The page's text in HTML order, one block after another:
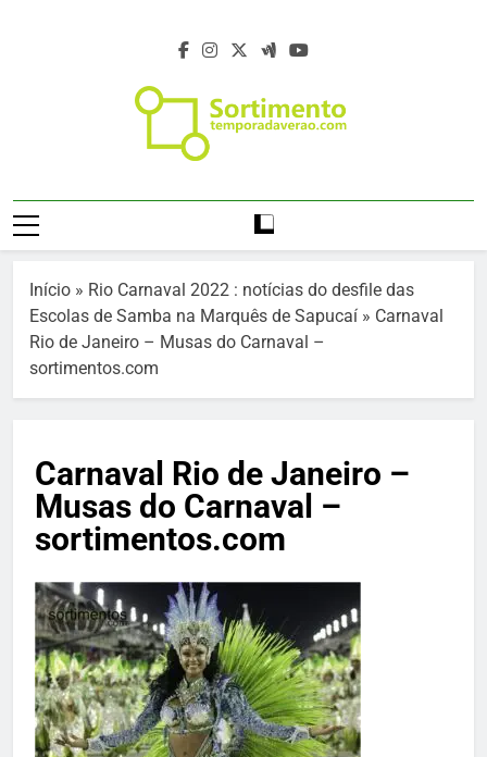
Temporada De
Verão 2027 –
Férias De Verão
2027 – Estação
Verão 2027
Verão 2027 –
Https://temporadaverao.com – Férias De
Projeto Verão 2027 – Programação Verão
2027 – Turismo Verão 2027 – Sortimento
Eventos Verão 2027 – Agenda Verão 2027
Destinos No Verão – Destinos Da
Temporada Verão 2027
Início » Rio Carnaval 2022 : notícias do desfile das
Escolas de Samba na Marquês de Sapucaí » Carnaval
Rio de Janeiro – Musas do Carnaval –
sortimentos.com
Carnaval Rio de Janeiro –
Musas do Carnaval –
sortimentos.com